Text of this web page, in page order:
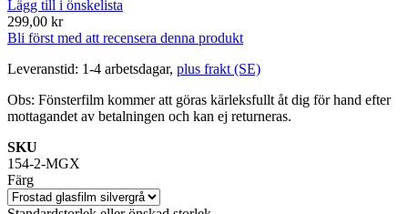
Lägg till i önskelista
299,00 kr
Bli först med att recensera denna produkt
Leveranstid: 1-4 arbetsdagar, plus frakt (SE)
Obs: Fönsterfilm kommer att göras kärleksfullt åt dig för hand efter
mottagandet av betalningen och kan ej returneras.
SKU
154-2-MGX
Färg